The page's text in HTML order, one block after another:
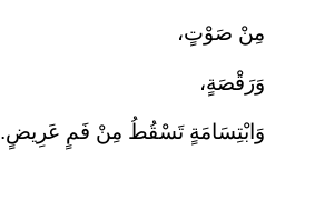
مِنْ صَوْتٍ،
وَرَقْصَةٍ،
وَابْتِسَامَةٍ تَسْقُطُ مِنْ فَمٍ عَرِيضٍ.